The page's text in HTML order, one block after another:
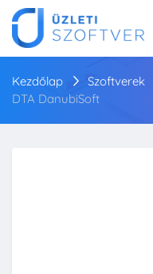
Kezdőlap Szoftverek
DTA DanubiSoft